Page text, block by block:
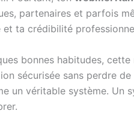
partenaires et parfois
ta crédibilité
bonnes habitudes,
sécurisée sans perdre
un véritable système. Un